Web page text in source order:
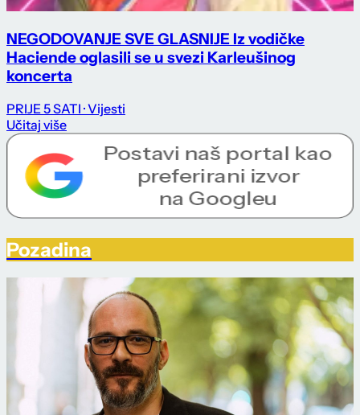
NEGODOVANJE SVE GLASNIJE Iz vodičke
Haciende oglasili se u svezi Karleušinog
koncerta
PRIJE 5 SATI · Vijesti
Učitaj više
Pozadina